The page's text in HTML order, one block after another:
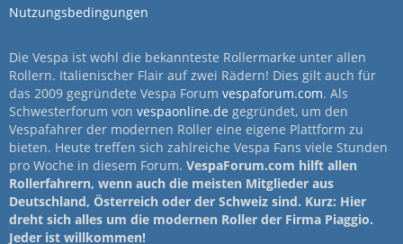
Nutzungsbedingungen
Die Vespa ist wohl die bekannteste Rollermarke unter allen
Rollern. Italienischer Flair auf zwei Rädern! Dies gilt auch für
das 2009 gegründete Vespa Forum vespaforum.com. Als
Schwesterforum von vespaonline.de gegründet, um den
Vespafahrer der modernen Roller eine eigene Plattform zu
bieten. Heute treffen sich zahlreiche Vespa Fans viele Stunden
pro Woche in diesem Forum. VespaForum.com hilft allen
Rollerfahrern, wenn auch die meisten Mitglieder aus
Deutschland, Österreich oder der Schweiz sind. Kurz: Hier
dreht sich alles um die modernen Roller der Firma Piaggio.
Jeder ist willkommen!